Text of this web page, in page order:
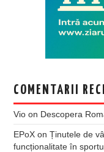
COMENTARII
Vio on Descopera
EPoX onȚinutele de
funcționalitate în